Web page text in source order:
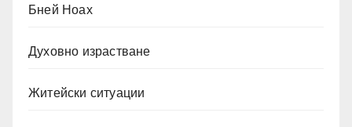
Бней Ноах
Духовно израстване
Житейски ситуации